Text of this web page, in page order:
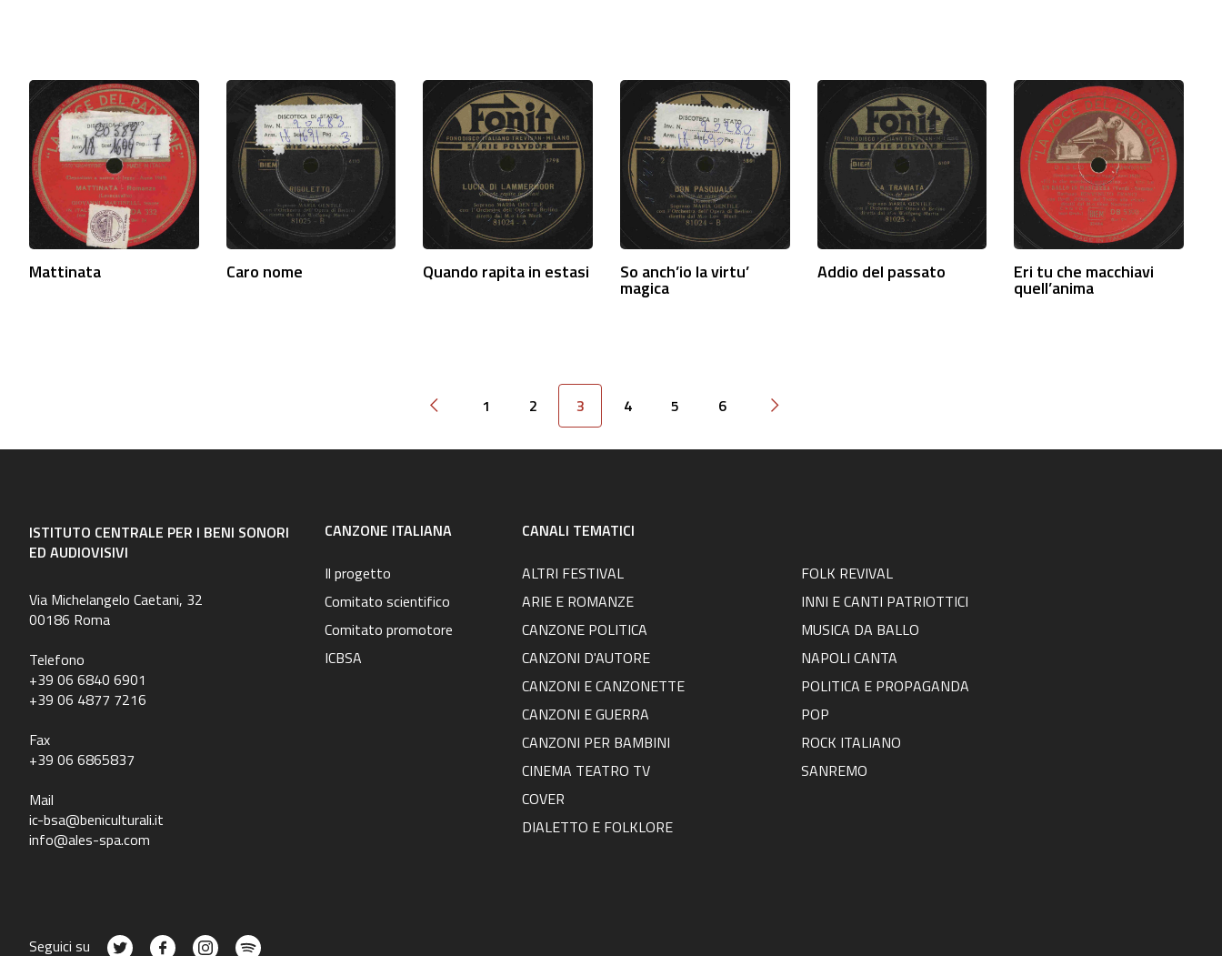
Mattinata Caro nome Quando rapita in estasi So anch’io la virtu’
magica
Addio del passato Eri tu che macchiavi
quell’anima
Pagina precedente
1 2 3 4 5 6 Pagina successiva
ISTITUTO CENTRALE PER I BENI SONORI
ED AUDIOVISIVI
Via Michelangelo Caetani, 32
00186 Roma
Telefono
+39 06 6840 6901
+39 06 4877 7216
Fax
+39 06 6865837
Mail
ic-bsa@beniculturali.it
info@ales-spa.com
Seguici su
CANZONE ITALIANA
Il progetto
Comitato scientifico
Comitato promotore
ICBSA
CANALI TEMATICI
ALTRI FESTIVAL
ARIE E ROMANZE
CANZONE POLITICA
CANZONI D'AUTORE
CANZONI E CANZONETTE
CANZONI E GUERRA
CANZONI PER BAMBINI
CINEMA TEATRO TV
COVER
DIALETTO E FOLKLORE
FOLK REVIVAL
INNI E CANTI PATRIOTTICI
MUSICA DA BALLO
NAPOLI CANTA
POLITICA E PROPAGANDA
POP
ROCK ITALIANO
SANREMO